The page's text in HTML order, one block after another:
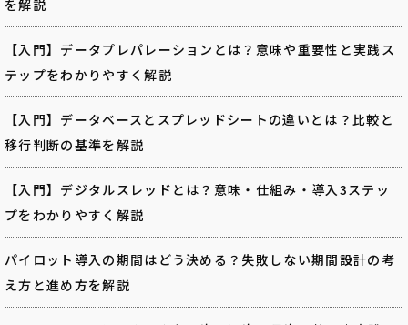
を解説
【入門】データプレパレーションとは？意味や重要性と実践ス
テップをわかりやすく解説
【入門】データベースとスプレッドシートの違いとは？比較と
移行判断の基準を解説
【入門】デジタルスレッドとは？意味・仕組み・導入3ステッ
プをわかりやすく解説
パイロット導入の期間はどう決める？失敗しない期間設計の考
え方と進め方を解説